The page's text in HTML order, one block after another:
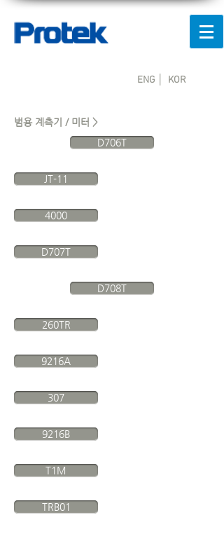
ENG │ KOR
범용 계측기 / 미터 >
D706T
JT-11
4000
D707T
D708T
260TR
9216A
307
9216B
T1M
TRB01